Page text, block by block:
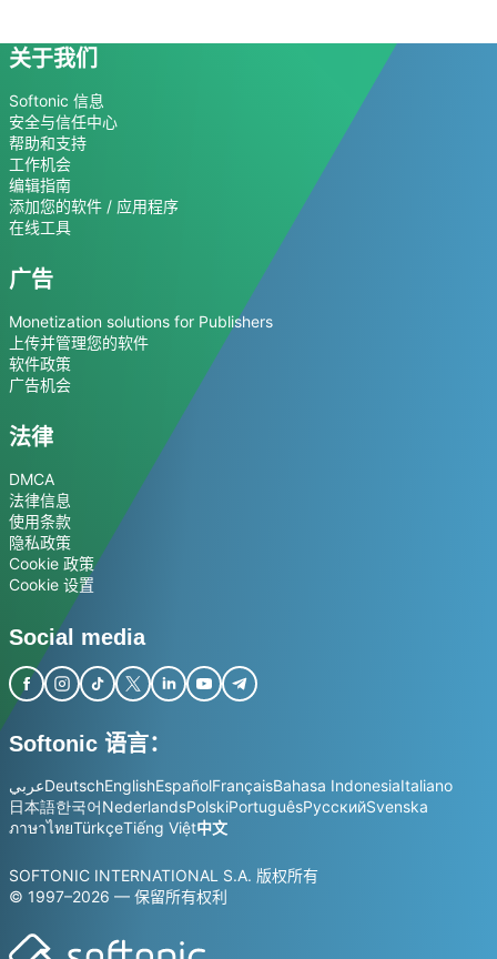
关于我们
Softonic 信息
安全与信任中心
帮助和支持
工作机会
编辑指南
添加您的软件 / 应用程序
在线工具
广告
Monetization solutions for Publishers
上传并管理您的软件
软件政策
广告机会
法律
DMCA
法律信息
使用条款
隐私政策
Cookie 政策
Cookie 设置
Social media
Softonic 语言：
عربيDeutschEnglishEspañolFrançaisBahasa IndonesiaItaliano
日本語한국어NederlandsPolskiPortuguêsРусскийSvenska
ภาษาไทยTürkçeTiếng Việt中文
SOFTONIC INTERNATIONAL S.A. 版权所有
© 1997–2026 — 保留所有权利